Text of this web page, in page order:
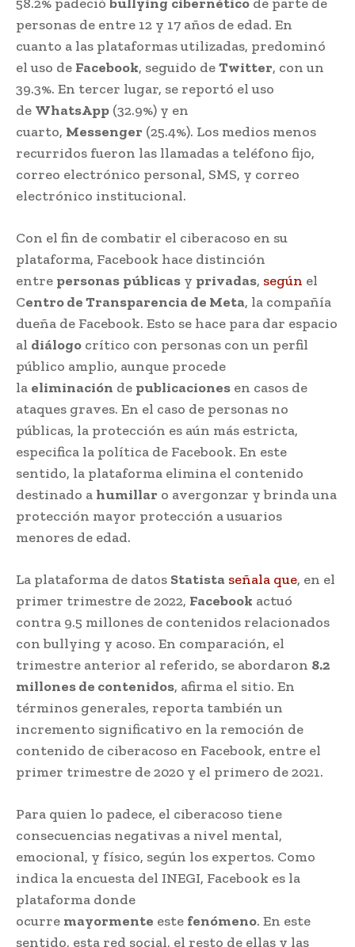
personas de entre 12 y 17 años de edad. En
cuanto a las plataformas utilizadas, predominó
el uso de Facebook, seguido deTwitter, con un
39.3%. En tercer lugar, se reportó el uso
de WhatsApp (32.9%) y en
cuarto, Messenger (25.4%). Los medios menos
recurridos fueron las llamadas a teléfono fijo,
correo electrónico personal, SMS, y correo
electrónico institucional.
Con el fin de combatir el ciberacoso en su
plataforma, Facebook hace distinción
entre personas públicas y privadas, según el
Centro de Transparencia de Meta, la compañía
dueña de Facebook. Esto se hace para dar espacio
al diálogo crítico con personas con un perfil
público amplio, aunque procede
la eliminación de publicaciones en casos de
ataques graves. En el caso de personas no
públicas, la protección es aún más estricta,
especifica la política de Facebook. En este
sentido, la plataforma elimina el contenido
destinado a humillar o avergonzar y brinda una
protección mayor protección a usuarios
menores de edad.
La plataforma de datos Statista señala que, en el
primer trimestre de 2022, Facebook actuó
contra 9.5 millones de contenidos relacionados
con bullying y acoso. En comparación, el
trimestre anterior al referido, se abordaron 8.2
millones de contenidos, afirma el sitio. En
términos generales, reporta también un
incremento significativo en la remoción de
contenido de ciberacoso en Facebook, entre el
primer trimestre de 2020 y el primero de 2021.
Para quien lo padece, el ciberacoso tiene
consecuencias negativas a nivel mental,
emocional, y físico, según los expertos. Como
indica la encuesta del INEGI, Facebook es la
plataforma donde
ocurre mayormente este fenómeno. En este
sentido, esta red social, el resto de ellas y las